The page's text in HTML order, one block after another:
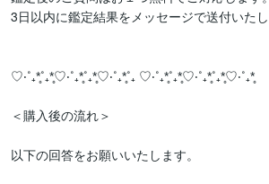
3日以内に鑑定結果をメッセージで送付いたし
♡‧˚₊*̥˚₊*̥♡‧˚₊*̥˚₊*̥♡‧˚₊*̥˚₊ ♡‧˚₊*̥˚₊*̥♡‧˚₊*̥˚₊*̥♡‧˚₊*̥
＜購入後の流れ＞
以下の回答をお願いいたします。